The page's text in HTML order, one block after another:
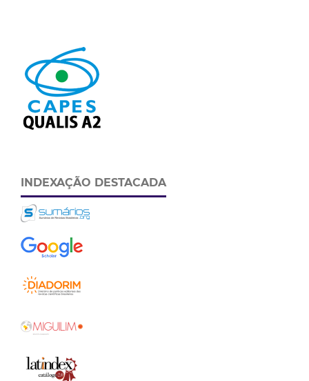
INDEXAÇÃO DESTACADA